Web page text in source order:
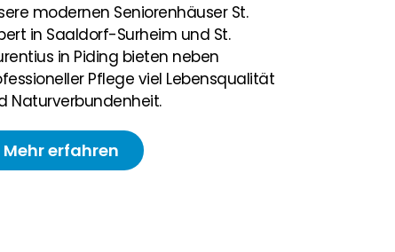
modernen Seniorenhäuser St.
in Saaldorf-Surheim und St.
in Piding bieten neben
Pflege viel Lebensqualität
Naturverbundenheit.
Mehr erfahren